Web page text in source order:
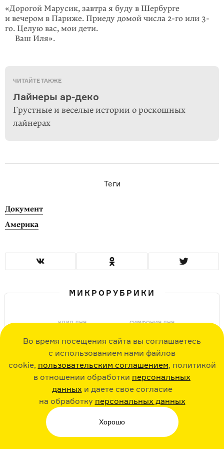
Во время посещения сайта вы соглашаетесь
с использованием нами файлов
cookie, пользовательским соглашением, политикой
в отношении обработки персональных
данных и даете свое согласие
на обработку персональных данных
Хорошо
«Дорогой Марусик, завтра я буду в Шербурге
и вечером в Париже. Приеду домой числа 2-го или 3-
го. Целую вас, мои дети.
Ваш Иля».
ЧИТАЙТЕ ТАКЖЕ
Лайнеры ар-деко
Грустные и веселые истории о роскошных
лайнерах
Теги
Документ
Америка
МИКРОРУБРИКИ
КЛИП ДНЯ
Вирусные клипы
OK Go
СИМФОНИЯ ДНЯ
Антон Брукнер.
Симфония № 7.
ИКОНА ДНЯ